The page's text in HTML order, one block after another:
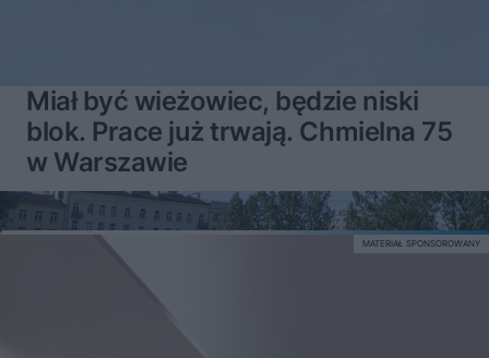
Miał być wieżowiec, będzie niski
blok. Prace już trwają. Chmielna 75
w Warszawie
MATERIAŁ SPONSOROWANY